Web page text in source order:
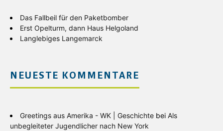
Das Fallbeil für den Paketbomber
Erst Opelturm, dann Haus Helgoland
Langlebiges Langemarck
NEUESTE KOMMENTARE
Greetings aus Amerika - WK | Geschichte bei Als
unbegleiteter Jugendlicher nach New York